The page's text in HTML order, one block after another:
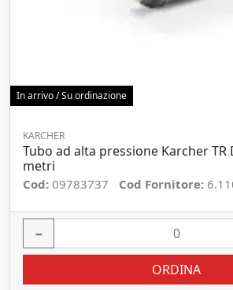
In arrivo / Su ordinazione
KARCHER
Tubo ad alta pressione Karcher TR
metri
Cod: 09783737 Cod Fornitore:
−
ORDINA